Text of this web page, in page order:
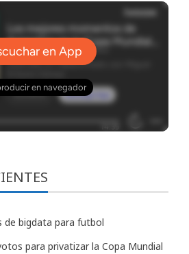
de bigdata para futbol
para privatizar la Copa Mundial